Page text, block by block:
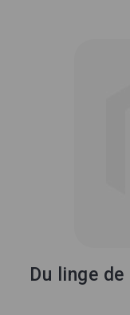
Du linge